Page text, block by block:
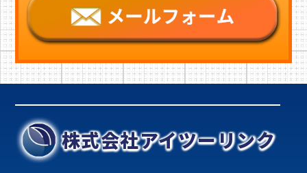
株式会社アイツーリンク